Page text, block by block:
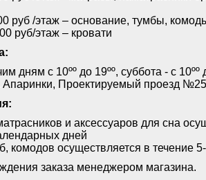
руб /этаж – основание, тумбы,
руб/этаж – кровати
дням с 10ºº до 19ºº, суббота - с 10ºº
Апаринки, Проектируемый проезд
и аксессуаров для сна
дней
комодов осуществляется в течение
заказа менеджером магазина.